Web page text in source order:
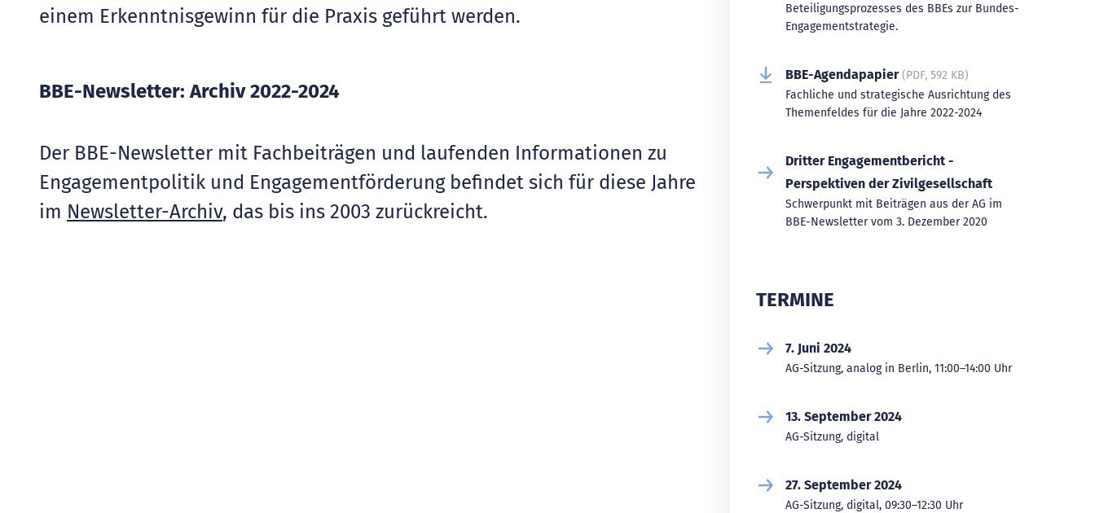
einem Erkenntnisgewinn für die Praxis geführt werden.
BBE-Newsletter: Archiv 2022-2024
Der BBE-Newsletter mit Fachbeiträgen und laufenden Informationen zu
Engagementpolitik und Engagementförderung befindet sich für diese Jahre
im Newsletter-Archiv, das bis ins 2003 zurückreicht.
Beteiligungsprozesses des BBEs zur Bundes-
Engagementstrategie.
BBE-Agendapapier(PDF, 592 KB)
Fachliche und strategische Ausrichtung des
Themenfeldes für die Jahre 2022-2024
Dritter Engagementbericht -
Perspektiven der Zivilgesellschaft
Schwerpunkt mit Beiträgen aus der AG im
BBE-Newsletter vom 3. Dezember 2020
TERMINE
7. Juni 2024
AG-Sitzung, analog in Berlin, 11:00–14:00 Uhr
13. September 2024
AG-Sitzung, digital
27. September 2024
AG-Sitzung, digital, 09:30–12:30 Uhr